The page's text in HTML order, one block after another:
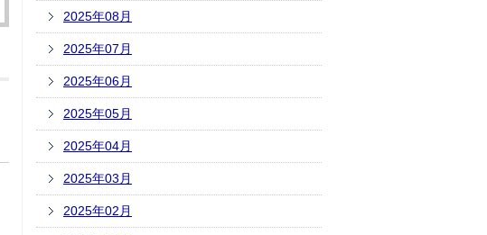
2025年08月
2025年07月
2025年06月
2025年05月
2025年04月
2025年03月
2025年02月